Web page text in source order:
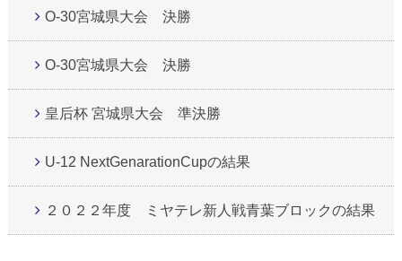
O-30宮城県大会 決勝
O-30宮城県大会 決勝
皇后杯 宮城県大会 準決勝
U-12 NextGenarationCupの結果
２０２２年度 ミヤテレ新人戦青葉ブロックの結果